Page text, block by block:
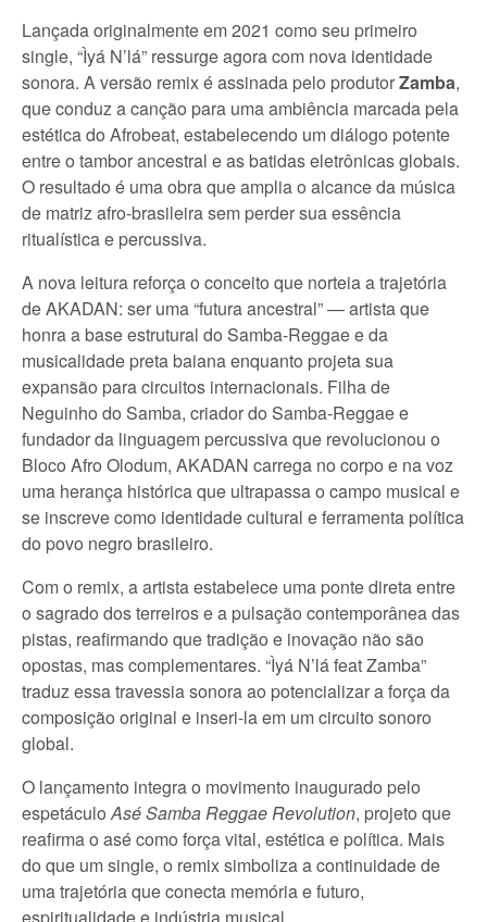
Lançada originalmente em 2021 como seu primeiro
single, “Ìyá N’lá” ressurge agora com nova identidade
sonora. A versão remix é assinada pelo produtorZamba,
que conduz a canção para uma ambiência marcada pela
estética do Afrobeat, estabelecendo um diálogo potente
entre o tambor ancestral e as batidas eletrônicas globais.
O resultado é uma obra que amplia o alcance da música
de matriz afro-brasileira sem perder sua essência
ritualística e percussiva.
A nova leitura reforça o conceito que norteia a trajetória
de AKADAN: ser uma “futura ancestral” — artista que
honra a base estrutural do Samba-Reggae e da
musicalidade preta baiana enquanto projeta sua
expansão para circuitos internacionais. Filha de
Neguinho do Samba, criador do Samba-Reggae e
fundador da linguagem percussiva que revolucionou o
Bloco Afro Olodum, AKADAN carrega no corpo e na voz
uma herança histórica que ultrapassa o campo musical e
se inscreve como identidade cultural e ferramenta política
do povo negro brasileiro.
Com o remix, a artista estabelece uma ponte direta entre
o sagrado dos terreiros e a pulsação contemporânea das
pistas, reafirmando que tradição e inovação não são
opostas, mas complementares. “Ìyá N’lá feat Zamba”
traduz essa travessia sonora ao potencializar a força da
composição original e inseri-la em um circuito sonoro
global.
O lançamento integra o movimento inaugurado pelo
espetáculoAsé Samba Reggae Revolution, projeto que
reafirma o asé como força vital, estética e política. Mais
do que um single, o remix simboliza a continuidade de
uma trajetória que conecta memória e futuro,